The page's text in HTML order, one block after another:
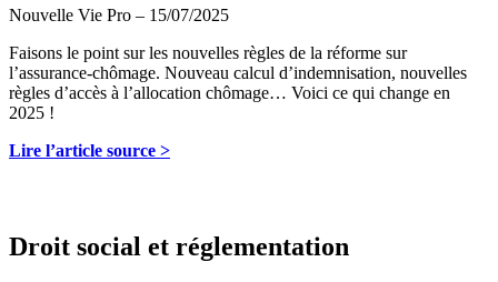
Nouvelle Vie Pro – 15/07/2025
Faisons le point sur les nouvelles règles de la réforme sur
l’assurance-chômage. Nouveau calcul d’indemnisation, nouvelles
règles d’accès à l’allocation chômage… Voici ce qui change en
2025 !
Lire l’article source >
Droit social et réglementation